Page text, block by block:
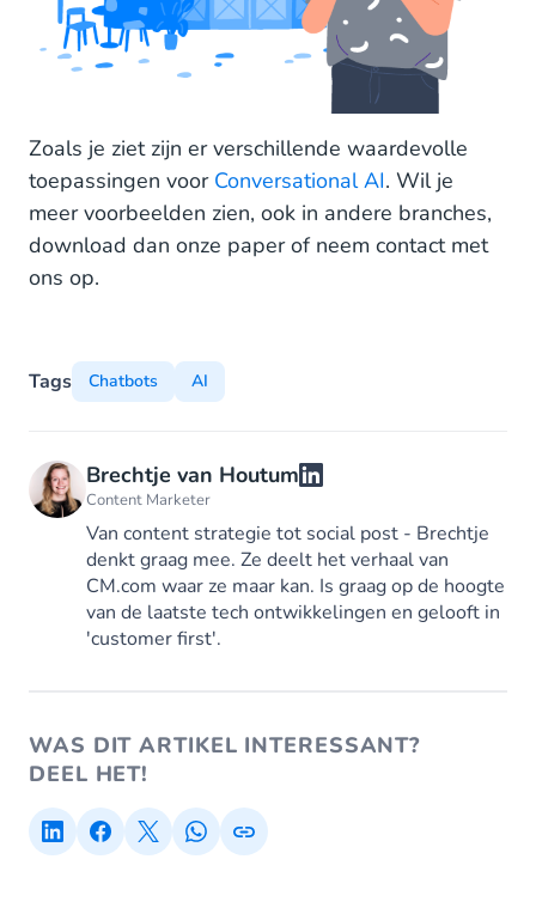
Zoals je ziet zijn er verschillende waardevolle
toepassingen voor Conversational AI. Wil je
meer voorbeelden zien, ook in andere branches,
download dan onze paper of neem contact met
ons op.
Tags Chatbots AI
Brechtje van Houtum
Content Marketer
Van content strategie tot social post - Brechtje
denkt graag mee. Ze deelt het verhaal van
CM.com waar ze maar kan. Is graag op de hoogte
van de laatste tech ontwikkelingen en gelooft in
'customer first'.
WAS DIT ARTIKEL INTERESSANT?
DEEL HET!